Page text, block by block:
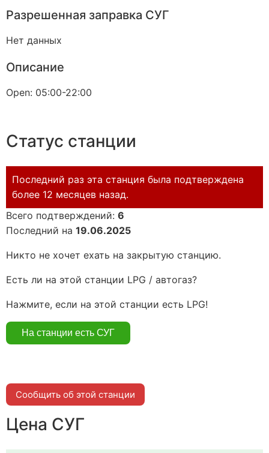
Разрешенная заправка СУГ
Нет данных
Описание
Open: 05:00-22:00
Статус станции
Последний раз эта станция была подтверждена
более 12 месяцев назад.
Всего подтверждений: 6
Последний на 19.06.2025
Никто не хочет ехать на закрытую станцию.
Есть ли на этой станции LPG / автогаз?
Нажмите, если на этой станции есть LPG!
Сообщить об этой станции
Цена СУГ